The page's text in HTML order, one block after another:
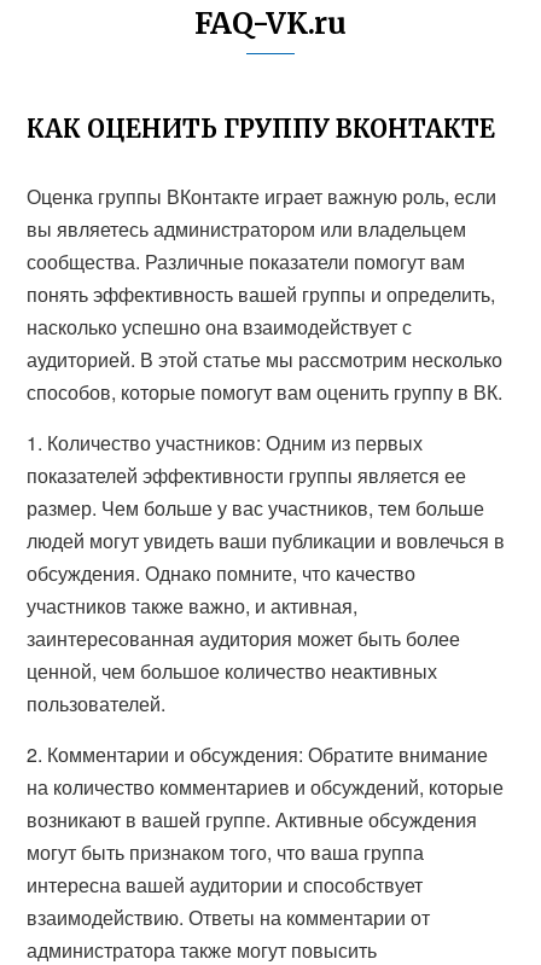
FAQ-VK.ru
КАК ОЦЕНИТЬ ГРУППУ ВКОНТАКТЕ
Оценка группы ВКонтакте играет важную роль, если
вы являетесь администратором или владельцем
сообщества. Различные показатели помогут вам
понять эффективность вашей группы и определить,
насколько успешно она взаимодействует с
аудиторией. В этой статье мы рассмотрим несколько
способов, которые помогут вам оценить группу в ВК.
1. Количество участников: Одним из первых
показателей эффективности группы является ее
размер. Чем больше у вас участников, тем больше
людей могут увидеть ваши публикации и вовлечься в
обсуждения. Однако помните, что качество
участников также важно, и активная,
заинтересованная аудитория может быть более
ценной, чем большое количество неактивных
пользователей.
2. Комментарии и обсуждения: Обратите внимание
на количество комментариев и обсуждений, которые
возникают в вашей группе. Активные обсуждения
могут быть признаком того, что ваша группа
интересна вашей аудитории и способствует
взаимодействию. Ответы на комментарии от
администратора также могут повысить